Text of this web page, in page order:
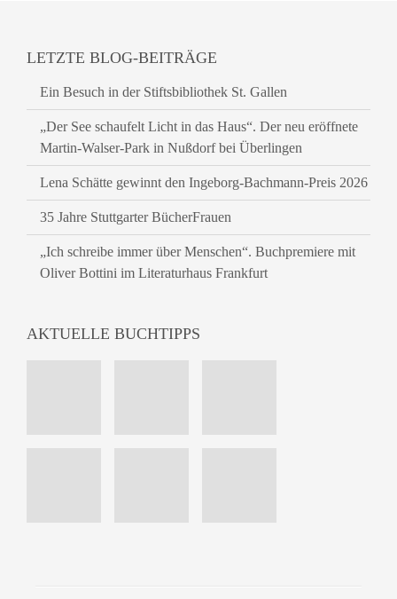
LETZTE BLOG-BEITRÄGE
Ein Besuch in der Stiftsbibliothek St. Gallen
„Der See schaufelt Licht in das Haus“. Der neu eröffnete
Martin-Walser-Park in Nußdorf bei Überlingen
Lena Schätte gewinnt den Ingeborg-Bachmann-Preis 2026
35 Jahre Stuttgarter BücherFrauen
„Ich schreibe immer über Menschen“. Buchpremiere mit
Oliver Bottini im Literaturhaus Frankfurt
AKTUELLE BUCHTIPPS